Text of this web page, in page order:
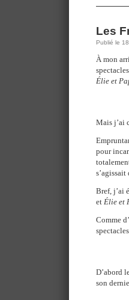
Les
Publié le
À mon
Élie et
Mais j’ai
pour
Bref, j’ai
et Élie et
Comme
D’abord
son